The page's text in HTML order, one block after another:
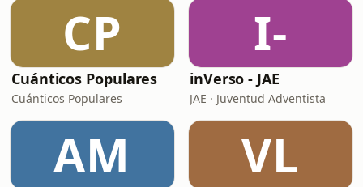
CP
Cuánticos Populares
Cuánticos Populares
I-
inVerso - JAE
JAE · Juventud Adventista
AM VL